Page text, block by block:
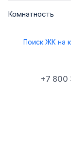
Комнатность
Поиск ЖК на
+7 800